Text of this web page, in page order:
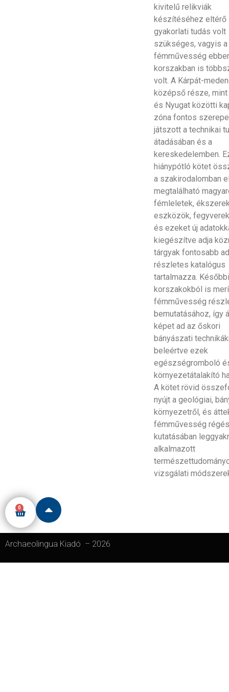
kivitelű relikviák
készítéséhez eltérő
gyakorlati tudás volt
szükséges, vagyis a
fémművesség
korszakban is
volt. A Kárpát-
középső része, mint
és Nyugat közötti
zóna fontos
játszott a technikai
átadásában és a
kereskedelemben.
hiánypótló kötet
a szakirodalomban
megtalálható
fémleletek,
eszközök,
és ezeket új
kiegészítve adja
tárgyak fontosabb
részletes katalógus
tartalmazza.
korszakokból is
fémművesség
bemutatásához, így
képet ad az őskori
bányászati
beleértve ezek
egészségromboló
környezetátalakító
A kötet rövid
nyújt a geológiai,
környezetről, és
fémművesség
kutatásában
alkalmazott
vizsgálati
0
Archaeolingua Kiadó – 2026